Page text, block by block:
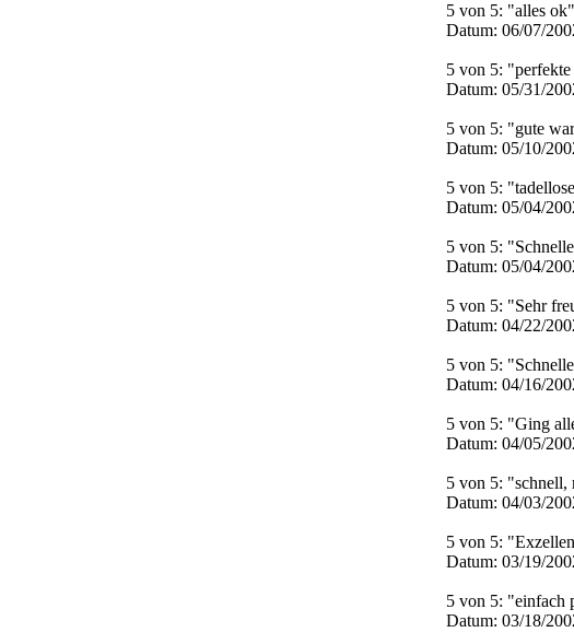
5 von 5: "alles ok"
Datum: 06/07/
5 von 5:
Datum: 05/31/
5 von 5: "gute
Datum: 05/10/
5 von 5:
Datum: 05/04/
5 von 5:
Datum: 05/04/
5 von 5: "Sehr
Datum: 04/22/
5 von 5:
Datum: 04/16/
5 von 5: "Ging
Datum: 04/05/
5 von 5: "schnell,
Datum: 04/03/
5 von 5:
Datum: 03/19/
5 von 5: "einfach
Datum: 03/18/